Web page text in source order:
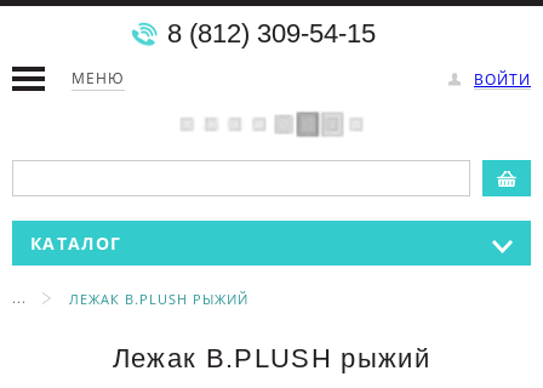
МЕНЮ ВОЙТИ
8 (812) 309-54-15
КАТАЛОГ
... ЛЕЖАК B.PLUSH РЫЖИЙ
Лежак B.PLUSH рыжий